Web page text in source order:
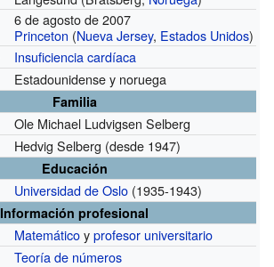
6 de agosto de 2007
Princeton (Nueva Jersey, Estados Unidos)
Insuficiencia cardíaca
Estadounidense y noruega
Familia
Ole Michael Ludvigsen Selberg
Hedvig Selberg (desde 1947)
Educación
Universidad de Oslo (1935-1943)
Información profesional
Matemáticoyprofesor universitario
Teoría de números